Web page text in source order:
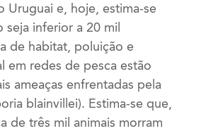
Uruguai e, hoje, estima-se
inferior a 20 mil
de habitat, poluição e
em redes de pesca estão
ameaças enfrentadas pela
blainvillei). Estima-se que,
de três mil animais morram